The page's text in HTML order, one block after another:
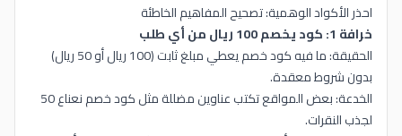
احذر الأكواد الوهمية: تصحيح المفاهيم الخاطئة
خرافة 1: كود يخصم 100 ريال من أي طلب
الحقيقة: ما فيه كود خصم يعطي مبلغ ثابت (100 ريال أو 50 ريال)
بدون شروط معقدة.
الخدعة: بعض المواقع تكتب عناوين مضللة مثل كود خصم نعناع 50
لجذب النقرات.